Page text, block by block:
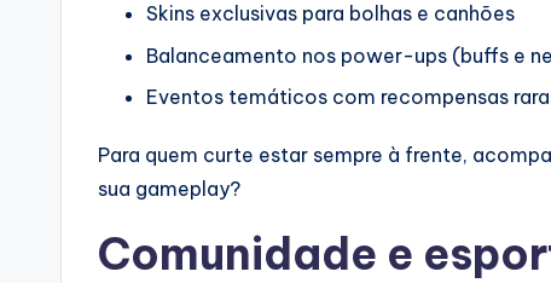
Skins exclusivas para bolhas e canhões
Balanceamento nos power-ups (buffs e
Eventos temáticos com recompensas
Para quem curte estar sempre à frente,
sua gameplay?
Comunidade e